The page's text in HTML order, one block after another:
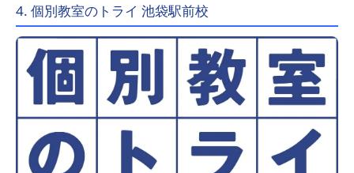
4. 個別教室のトライ 池袋駅前校